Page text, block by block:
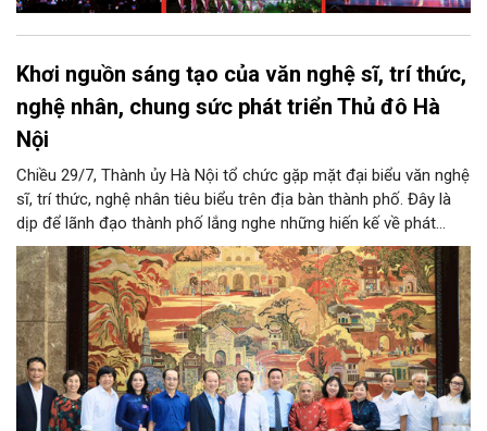
Khơi nguồn sáng tạo của văn nghệ sĩ, trí thức,
nghệ nhân, chung sức phát triển Thủ đô Hà
Nội
Chiều 29/7, Thành ủy Hà Nội tổ chức gặp mặt đại biểu văn nghệ
sĩ, trí thức, nghệ nhân tiêu biểu trên địa bàn thành phố. Đây là
dịp để lãnh đạo thành phố lắng nghe những hiến kế về phát
triển khoa học công nghệ, đổi mới sáng tạo, công nghiệp văn
hóa và phát huy nguồn lực con người, góp phần tạo động lực
mới cho sự phát triển nhanh, bền vững của Thủ đô.